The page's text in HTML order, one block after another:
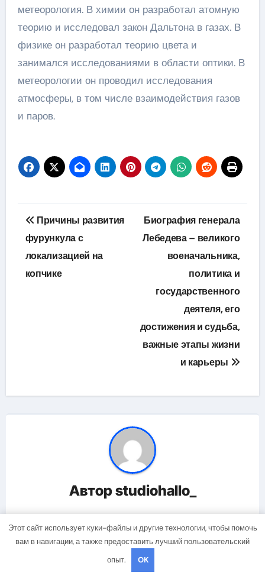
метеорология. В химии он разработал атомную
теорию и исследовал закон Дальтона в газах. В
физике он разработал теорию цвета и
занимался исследованиями в области оптики. В
метеорологии он проводил исследования
атмосферы, в том числе взаимодействия газов
и паров.
Навигация
по
записям
Причины развития
фурункула с
локализацией на
копчике
Биография генерала
Лебедева – великого
военачальника,
политика и
государственного
деятеля, его
достижения и судьба,
важные этапы жизни
и карьеры
Авторstudiohallo_
Этот сайт использует куки-файлы и другие технологии, чтобы помочь
вам в навигации, а также предоставить лучший пользовательский
опыт.
OK